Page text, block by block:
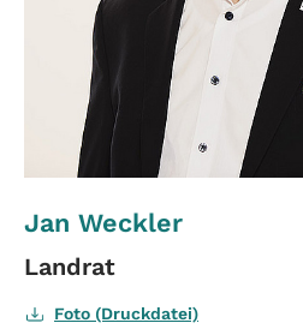
Jan Weckler
Landrat
Foto (Druckdatei)